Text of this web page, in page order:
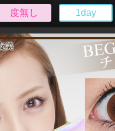
度無し 1day